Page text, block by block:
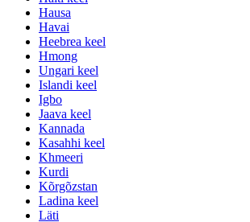
Hausa
Havai
Heebrea keel
Hmong
Ungari keel
Islandi keel
Igbo
Jaava keel
Kannada
Kasahhi keel
Khmeeri
Kurdi
Kõrgõzstan
Ladina keel
Läti